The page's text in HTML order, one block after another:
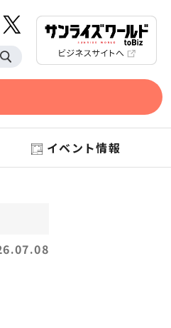
イベント情報